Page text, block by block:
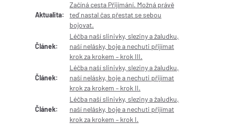
Aktualita:
Začíná cesta Přijímání. Možná právě
teď nastal čas přestat se sebou
bojovat.
Článek:
Léčba naší slinivky, sleziny a žaludku,
naší nelásky, boje a nechuti přijímat
krok za krokem – krok III.
Článek:
Léčba naší slinivky, sleziny a žaludku,
naší nelásky, boje a nechuti přijímat
krok za krokem – krok II.
Článek:
Léčba naší slinivky, sleziny a žaludku,
naší nelásky, boje a nechuti přijímat
krok za krokem – krok I.